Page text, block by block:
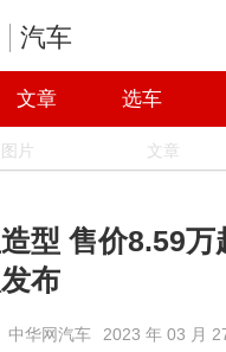
汽车
文章 选车
图片 文章
型 售价8.59万
布
中华网汽车 2023 年 03 月